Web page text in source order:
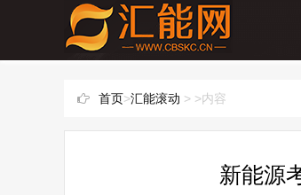
首页>汇能滚动 > >内容
新能源